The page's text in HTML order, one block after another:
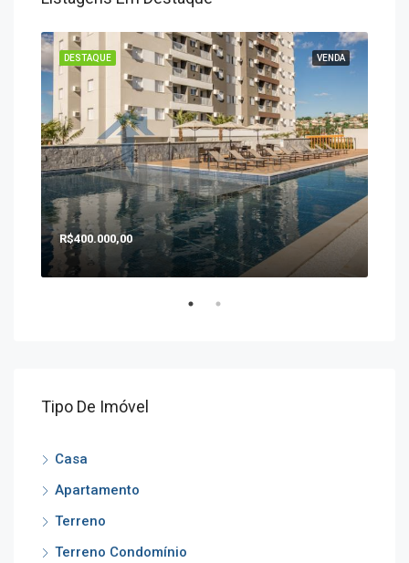
VENDA
DESTAQUE
R$400.000,00
Tipo De Imóvel
Casa
Apartamento
Terreno
Terreno Condomínio